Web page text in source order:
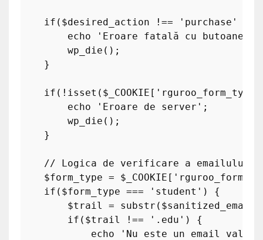
if ( $desired_action !== 'purchase'
echo
'Eroare fatală cu butoanele
wp_die ();
    }
if (! isset ( $_COOKIE [ 'rguroo_form_type'
echo
'Eroare de server' ;
wp_die ();
    }
// Logica de verificare a emailului
$form_type = $_COOKIE [
if ( $form_type === 'student' ) {
$trail
= substr ( $sanitized_email
if ( $trail !== '.edu' ) {
echo
'Nu este un email valid